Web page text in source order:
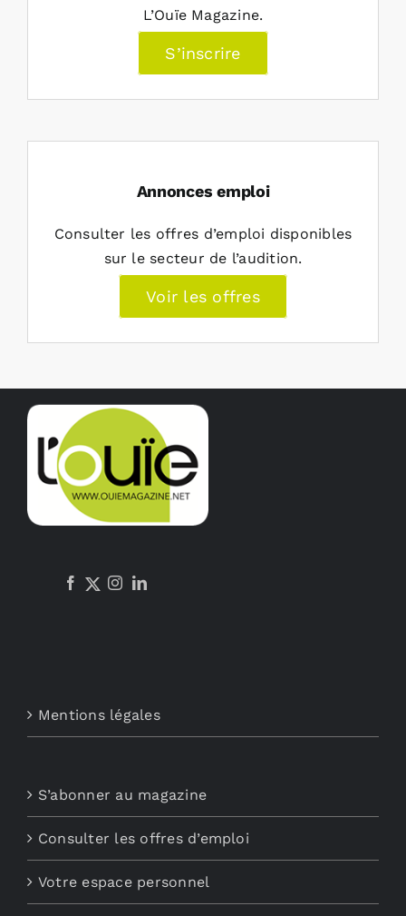
L’Ouïe Magazine.
S’inscrire
Annonces emploi
Consulter les offres d’emploi disponibles
sur le secteur de l’audition.
Voir les offres
Mentions légales
S’abonner au magazine
Consulter les offres d’emploi
Votre espace personnel